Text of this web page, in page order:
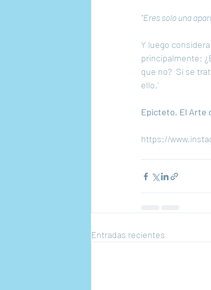
"Eres solo una
Y luego
principalmente:
que no?  Si se
ello.'
Epicteto, El Arte
https://
Entradas recientes